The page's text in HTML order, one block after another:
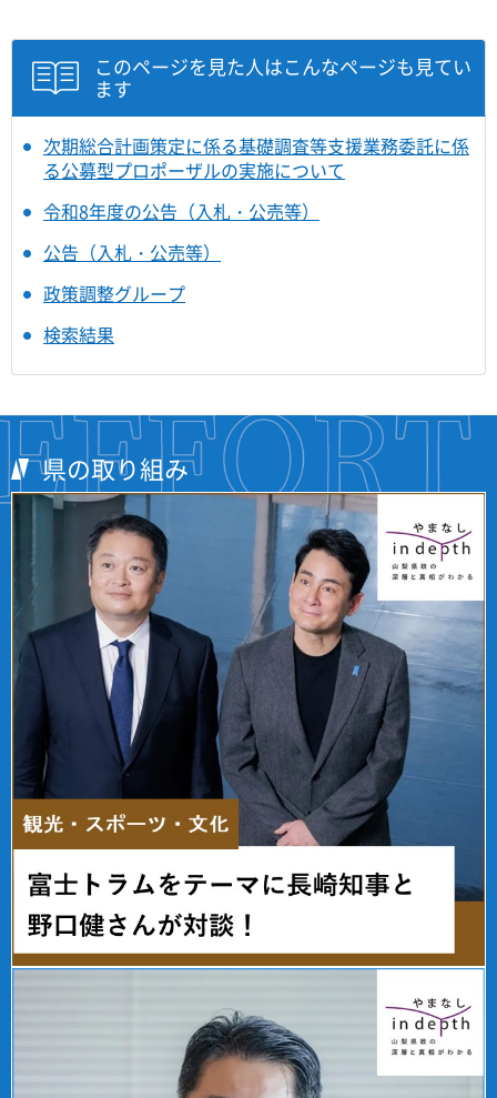
このページを見た人はこんなページも見てい
ます
次期総合計画策定に係る基礎調査等支援業務委託に係
る公募型プロポーザルの実施について
令和8年度の公告（入札・公売等）
公告（入札・公売等）
政策調整グループ
検索結果
県の取り組み